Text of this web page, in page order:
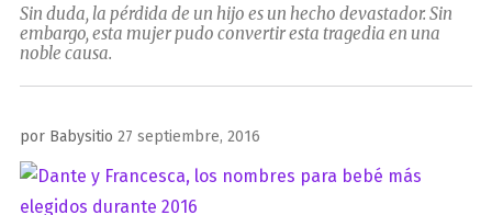
Sin duda, la pérdida de un hijo es un hecho devastador. Sin
embargo, esta mujer pudo convertir esta tragedia en una
noble causa.
por Babysitio Publicado
27 septiembre, 2016